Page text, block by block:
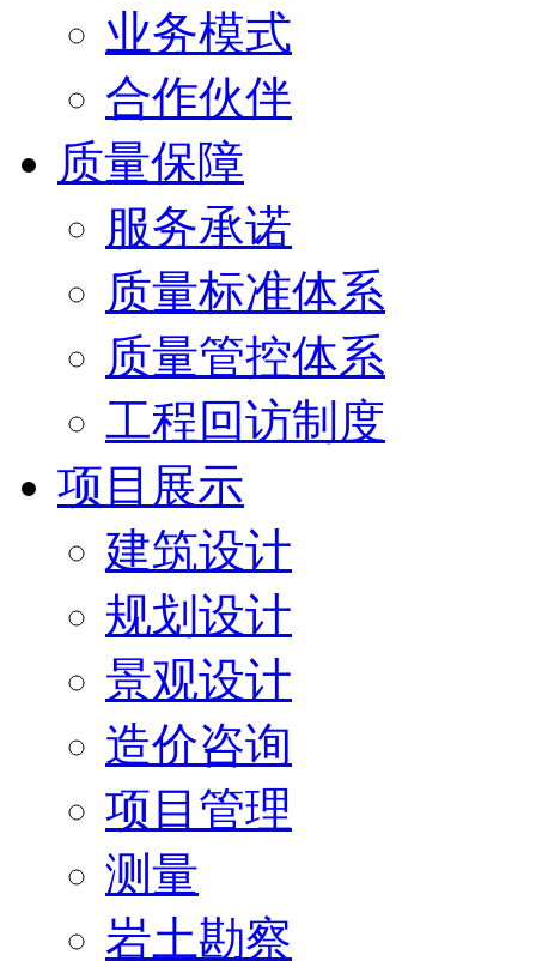
业务模式
合作伙伴
质量保障
服务承诺
质量标准体系
质量管控体系
工程回访制度
项目展示
建筑设计
规划设计
景观设计
造价咨询
项目管理
测量
岩土勘察